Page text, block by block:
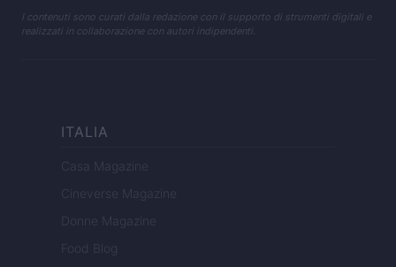
I contenuti sono curati dalla redazione con il supporto di strumenti digitali e
realizzati in collaborazione con autori indipendenti.
ITALIA
Casa Magazine
Cineverse Magazine
Donne Magazine
Food Blog